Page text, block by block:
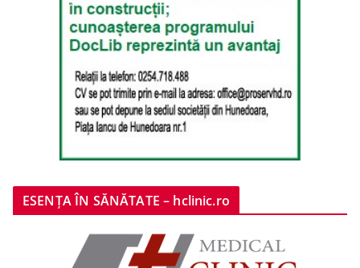
ESENȚA ÎN SĂNĂTATE – hclinic.ro